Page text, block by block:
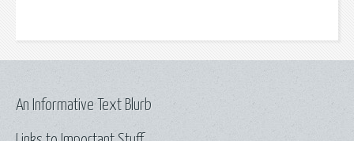
An Informative Text Blurb